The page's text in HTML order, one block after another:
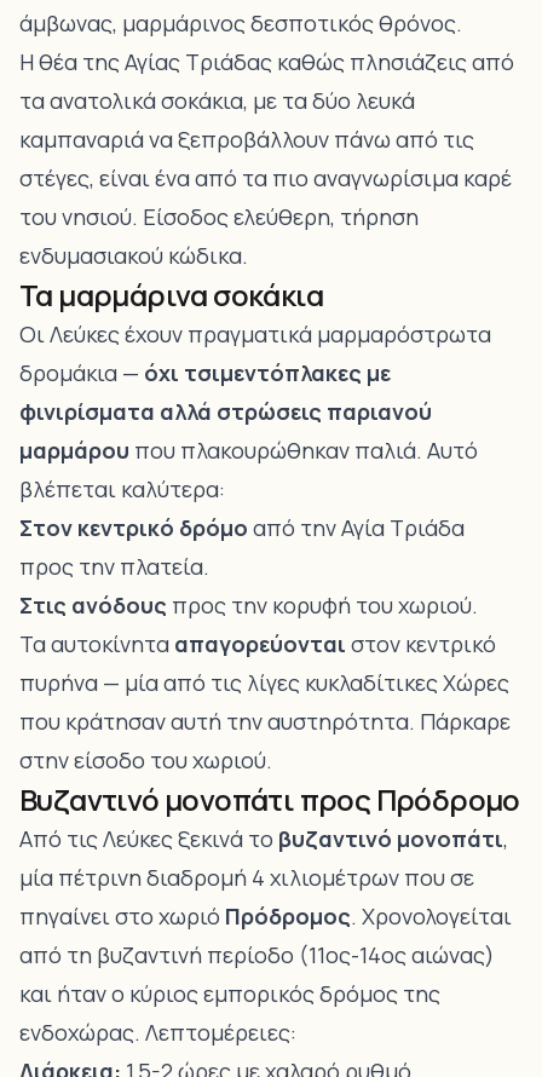
άμβωνας, μαρμάρινος δεσποτικός θρόνος.
Η θέα της Αγίας Τριάδας καθώς πλησιάζεις από
τα ανατολικά σοκάκια, με τα δύο λευκά
καμπαναριά να ξεπροβάλλουν πάνω από τις
στέγες, είναι ένα από τα πιο αναγνωρίσιμα καρέ
του νησιού. Είσοδος ελεύθερη, τήρηση
ενδυμασιακού κώδικα.
Τα μαρμάρινα σοκάκια
Οι Λεύκες έχουν πραγματικά μαρμαρόστρωτα
δρομάκια — όχι τσιμεντόπλακες με
φινιρίσματα αλλά στρώσεις παριανού
μαρμάρου που πλακουρώθηκαν παλιά. Αυτό
βλέπεται καλύτερα:
Στον κεντρικό δρόμο από την Αγία Τριάδα
προς την πλατεία.
Στις ανόδους προς την κορυφή του χωριού.
Τα αυτοκίνητα απαγορεύονται στον κεντρικό
πυρήνα — μία από τις λίγες κυκλαδίτικες Χώρες
που κράτησαν αυτή την αυστηρότητα. Πάρκαρε
στην είσοδο του χωριού.
Βυζαντινό μονοπάτι προς Πρόδρομο
Από τις Λεύκες ξεκινά το βυζαντινό μονοπάτι,
μία πέτρινη διαδρομή 4 χιλιομέτρων που σε
πηγαίνει στο χωριό Πρόδρομος. Χρονολογείται
από τη βυζαντινή περίοδο (11ος-14ος αιώνας)
και ήταν ο κύριος εμπορικός δρόμος της
ενδοχώρας. Λεπτομέρειες:
Διάρκεια: 1,5-2 ώρες με χαλαρό ρυθμό.